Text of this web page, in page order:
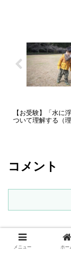
【お受験】「水に
ついて理解する（理
コメント
メニュー ホー